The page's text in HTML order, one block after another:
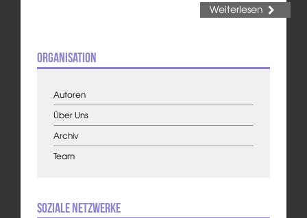
Weiterlesen
Organisation
Autoren
Über Uns
Archiv
Team
Soziale Netzwerke